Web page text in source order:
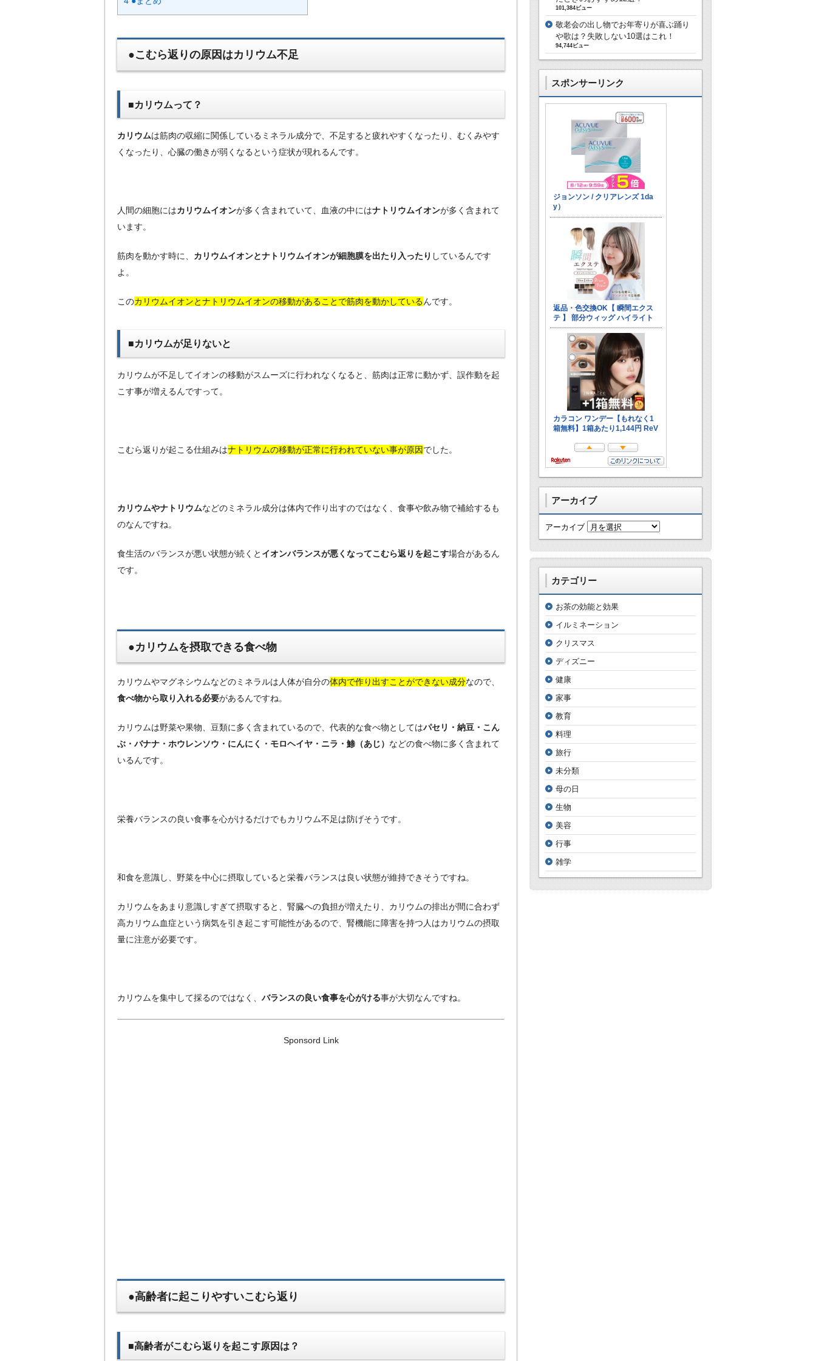
●こむら返りの原因はカリウム不足
■カリウムって？
カリウムは筋肉の収縮に関係しているミネラル成分で、不足すると疲れやすくなったり、むくみやす
くなったり、心臓の働きが弱くなるという症状が現れるんです。
人間の細胞にはカリウムイオンが多く含まれていて、血液の中にはナトリウムイオンが多く含まれて
います。
筋肉を動かす時に、 カリウムイオンとナトリウムイオンが細胞膜を出たり入ったり しているんです
よ。
このカリウムイオンとナトリウムイオンの移動があることで筋肉を動かしているんです。
■カリウムが足りないと
カリウムが不足してイオンの移動がスムーズに行われなくなると、筋肉は正常に動かず、誤作動を起
こす事が増えるんですって。
こむら返りが起こる仕組みはナトリウムの移動が正常に行われていない事が原因でした。
カリウムやナトリウムなどのミネラル成分は体内で作り出すのではなく、食事や飲み物で補給するも
のなんですね。
食生活のバランスが悪い状態が続くと イオンバランスが悪くなってこむら返りを起こす場合があるん
です。
●カリウムを摂取できる食べ物
カリウムやマグネシウムなどのミネラルは人体が自分の体内で作り出すことができない成分なので、
食べ物から取り入れる必要があるんですね。
カリウムは野菜や果物、豆類に多く含まれているので、代表的な食べ物としてはパセリ・納豆・こん
ぶ・バナナ・ホウレンソウ・にんにく・モロヘイヤ・ニラ・鯵（あじ） などの食べ物に多く含まれて
いるんです。
栄養バランスの良い食事を心がけるだけでもカリウム不足は防げそうです。
和食を意識し、野菜を中心に摂取していると栄養バランスは良い状態が維持できそうですね。
カリウムをあまり意識しすぎて摂取すると、腎臓への負担が増えたり、カリウムの排出が間に合わず
高カリウム血症という病気を引き起こす可能性があるので、腎機能に障害を持つ人はカリウムの摂取
量に注意が必要です。
カリウムを集中して採るのではなく、 バランスの良い食事を心がける事が大切なんですね。
Sponsord Link
●高齢者に起こりやすいこむら返り
■高齢者がこむら返りを起こす原因は？
101,384ビュー
敬老会の出し物でお年寄りが喜ぶ踊り
や歌は？失敗しない10選はこれ！
94,744ビュー
スポンサーリンク
アーカイブ
アーカイブ
カテゴリー
お茶の効能と効果
イルミネーション
クリスマス
ディズニー
健康
家事
教育
料理
旅行
未分類
母の日
生物
美容
行事
雑学